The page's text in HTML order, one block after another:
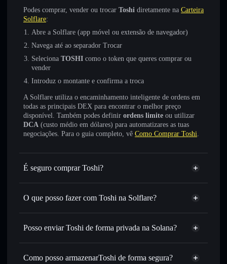
Podes comprar, vender ou trocar Toshi diretamente na Carteira
Solflare:
Abre a Solflare (app móvel ou extensão de navegador)
Navega até ao separador Trocar
Seleciona TOSHI como o token que queres comprar ou
vender
Introduz o montante e confirma a troca
A Solflare utiliza o encaminhamento inteligente de ordens em
todas as principais DEX para encontrar o melhor preço
disponível. Também podes definir ordens limite ou utilizar
DCA (custo médio em dólares) para automatizares as tuas
negociações. Para o guia completo, vê Como Comprar Toshi.
É seguro comprar Toshi?
Toshi não está verificado
O que posso fazer com Toshi na Solflare?
Toshi
Carteira Solflare
Trocar instantaneamente— trocar TOSHI por SOL,
encaminhamento inteligente de ordens para obteres o
melhor preço disponível
Posso enviar Toshi de forma privada na Solana?
Agregador de Privacidade
Como posso armazenarToshi de forma segura?